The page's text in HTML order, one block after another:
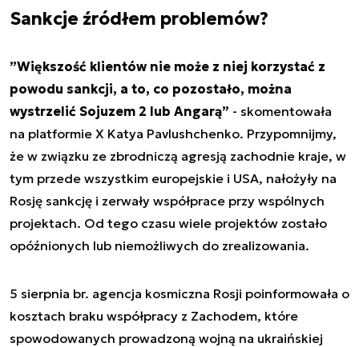
Sankcje źródłem problemów?
”Większość klientów nie może z niej korzystać z
powodu sankcji, a to, co pozostało, można
wystrzelić Sojuzem 2 lub Angarą” - skomentowała
na platformie X Katya Pavlushchenko. Przypomnijmy,
że w związku ze zbrodniczą agresją zachodnie kraje, w
tym przede wszystkim europejskie i USA, nałożyły na
Rosję sankcję i zerwały współprace przy wspólnych
projektach. Od tego czasu wiele projektów zostało
opóźnionych lub niemożliwych do zrealizowania.
5 sierpnia br. agencja kosmiczna Rosji poinformowała o
kosztach braku współpracy z Zachodem, które
spowodowanych prowadzoną wojną na ukraińskiej